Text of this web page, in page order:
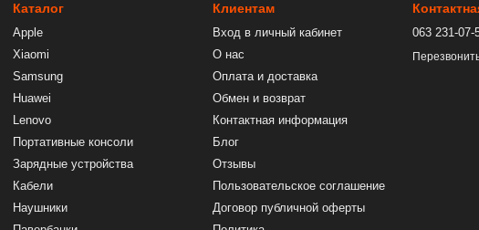
Каталог
Apple
Xiaomi
Samsung
Huawei
Lenovo
Портативные консоли
Зарядные устройства
Кабели
Наушники
Клиентам
Вход в личный кабинет
О нас
Оплата и доставка
Обмен и возврат
Контактная информация
Блог
Отзывы
Пользовательское соглашение
Договор публичной оферты
063 231-07-